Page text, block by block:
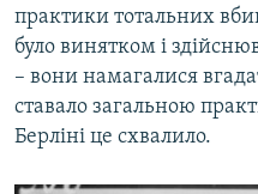
практики тотальних
було винятком і
– вони намагалися
ставало загальною
Берліні це схвалило.